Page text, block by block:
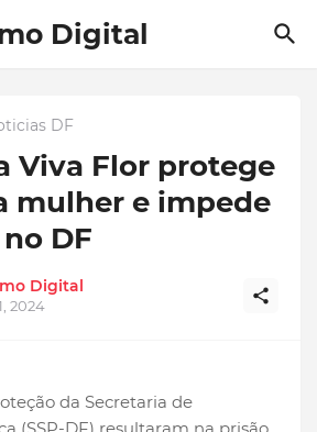
Digital
DF
Viva Flor protege
mulher e impede
DF
Digital
2024
da Secretaria de